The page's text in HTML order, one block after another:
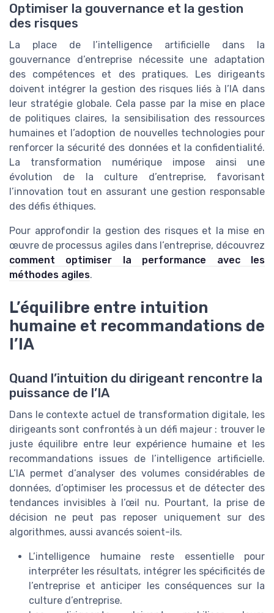
Optimiser la gouvernance et la gestion
des risques
La place de l’intelligence artificielle dans la
gouvernance d’entreprise nécessite une adaptation
des compétences et des pratiques. Les dirigeants
doivent intégrer la gestion des risques liés à l’IA dans
leur stratégie globale. Cela passe par la mise en place
de politiques claires, la sensibilisation des ressources
humaines et l’adoption de nouvelles technologies pour
renforcer la sécurité des données et la confidentialité.
La transformation numérique impose ainsi une
évolution de la culture d’entreprise, favorisant
l’innovation tout en assurant une gestion responsable
des défis éthiques.
Pour approfondir la gestion des risques et la mise en
œuvre de processus agiles dans l’entreprise, découvrez
comment optimiser la performance avec les
méthodes agiles.
L’équilibre entre intuition
humaine et recommandations de
l’IA
Quand l’intuition du dirigeant rencontre la
puissance de l’IA
Dans le contexte actuel de transformation digitale, les
dirigeants sont confrontés à un défi majeur : trouver le
juste équilibre entre leur expérience humaine et les
recommandations issues de l’intelligence artificielle.
L’IA permet d’analyser des volumes considérables de
données, d’optimiser les processus et de détecter des
tendances invisibles à l’œil nu. Pourtant, la prise de
décision ne peut pas reposer uniquement sur des
algorithmes, aussi avancés soient-ils.
L’intelligence humaine reste essentielle pour
interpréter les résultats, intégrer les spécificités de
l’entreprise et anticiper les conséquences sur la
culture d’entreprise.